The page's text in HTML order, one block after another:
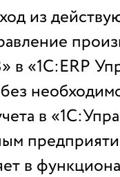
из
в «1С:ERP
в
в